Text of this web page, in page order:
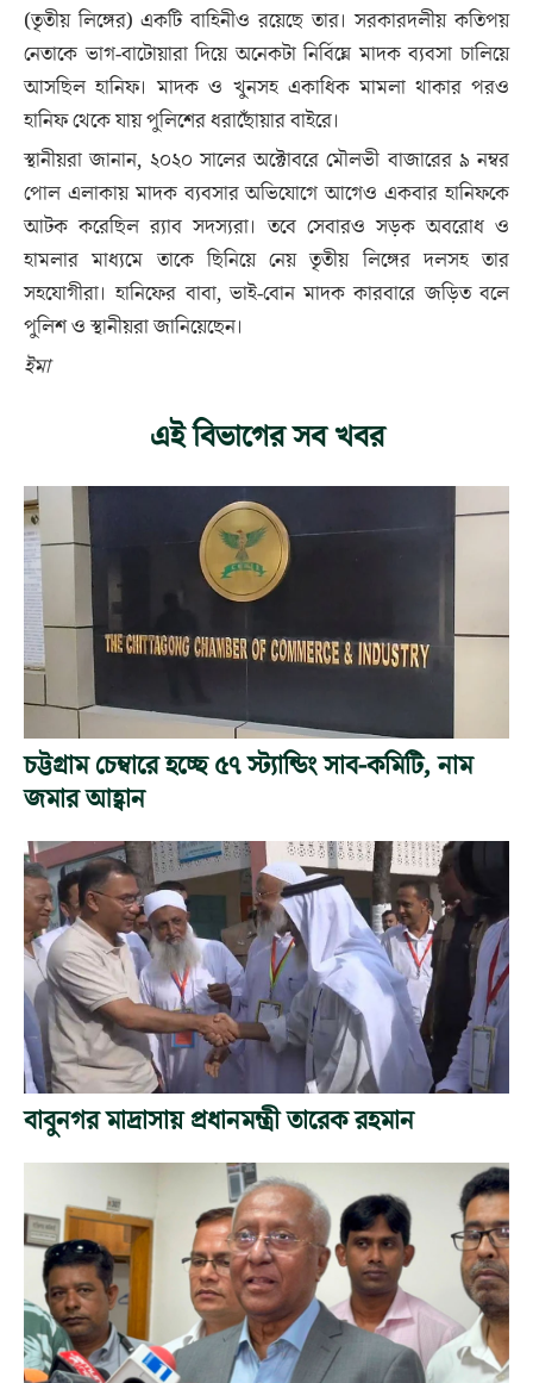
(তৃতীয় লিঙ্গের) একটি বাহিনীও রয়েছে তার। সরকারদলীয় কতিপয়
নেতাকে ভাগ-বাটোয়ারা দিয়ে অনেকটা নির্বিঘ্নে মাদক ব্যবসা চালিয়ে
আসছিল হানিফ। মাদক ও খুনসহ একাধিক মামলা থাকার পরও
হানিফ থেকে যায় পুলিশের ধরাছোঁয়ার বাইরে।
স্থানীয়রা জানান, ২০২০ সালের অক্টোবরে মৌলভী বাজারের ৯ নম্বর
পোল এলাকায় মাদক ব্যবসার অভিযোগে আগেও একবার হানিফকে
আটক করেছিল র‌্যাব সদস্যরা। তবে সেবারও সড়ক অবরোধ ও
হামলার মাধ্যমে তাকে ছিনিয়ে নেয় তৃতীয় লিঙ্গের দলসহ তার
সহযোগীরা। হানিফের বাবা, ভাই-বোন মাদক কারবারে জড়িত বলে
পুলিশ ও স্থানীয়রা জানিয়েছেন।
ইমা
এই বিভাগের সব খবর
চট্টগ্রাম চেম্বারে হচ্ছে ৫৭ স্ট্যান্ডিং সাব-কমিটি, নাম
জমার আহ্বান
বাবুনগর মাদ্রাসায় প্রধানমন্ত্রী তারেক রহমান